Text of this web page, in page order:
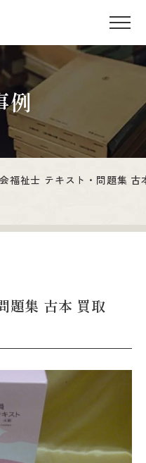
例
福祉士 テキスト・問題集
題集 古本 買取